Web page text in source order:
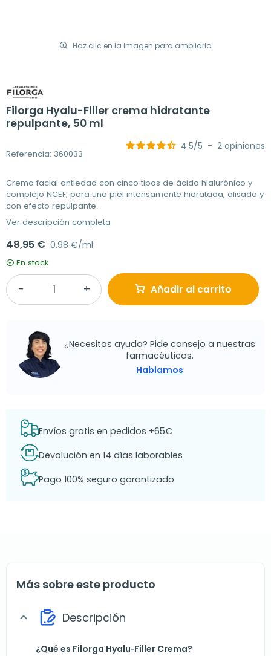
Haz clic en la imagen para ampliarla
Filorga Hyalu-Filler crema hidratante
repulpante, 50 ml
Referencia: 360033
4.5/5 - 2 opiniones
Crema facial antiedad con cinco tipos de ácido hialurónico y
complejo NCEF, para una piel intensamente hidratada, alisada y
con efecto repulpante.
Ver descripción completa
48,95 € 0,98 €/ml
En stock
Añadir al carrito
¿Necesitas ayuda? Pide consejo a nuestras
farmacéuticas.
Hablamos
Envíos gratis en pedidos +65€
Devolución en 14 días laborables
Pago 100% seguro garantizado
Más sobre este producto
expand_more Descripción
¿Qué es Filorga Hyalu‑Filler Crema?